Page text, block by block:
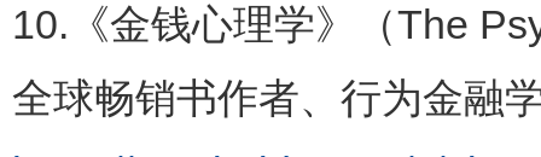
10.《金钱心理学》（The
全球畅销书作者、行为金融